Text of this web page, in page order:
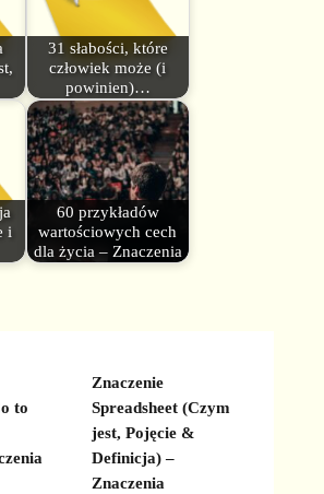
31 słabości, które
człowiek może (i
powinien)…
i
60 przykładów
wartościowych cech
dla życia – Znaczenia
to
Znaczenie
Spreadsheet (Czym
jest, Pojęcie &
Definicja) –
Znaczenia